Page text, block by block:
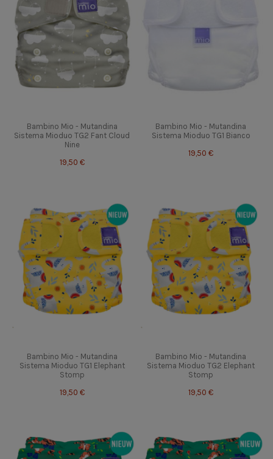
Bambino Mio - Mutandina
Sistema Mioduo TG2 Fant Cloud
Nine
19,50 €
Bambino Mio - Mutandina
Sistema Mioduo TG1 Bianco
19,50 €
Bambino Mio - Mutandina
Sistema Mioduo TG1 Elephant
Stomp
19,50 €
Bambino Mio - Mutandina
Sistema Mioduo TG2 Elephant
Stomp
19,50 €